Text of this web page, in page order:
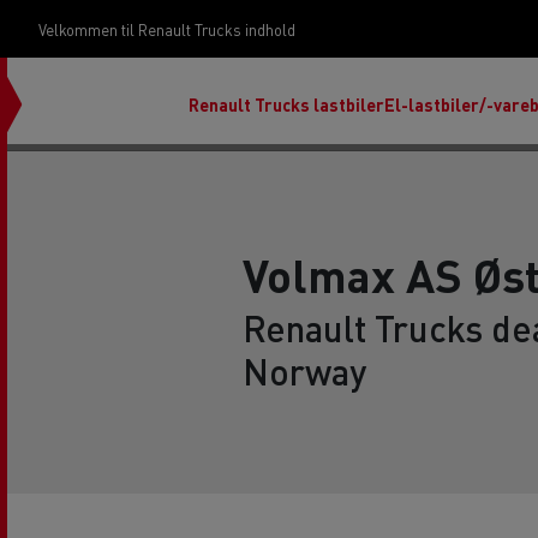
Velkommen til Renault Trucks indhold
Renault Trucks lastbilerEl-lastbiler/-
Om vores design
Start & Drive Servicekontrakter
Volmax AS
Renault Trucks
Norway